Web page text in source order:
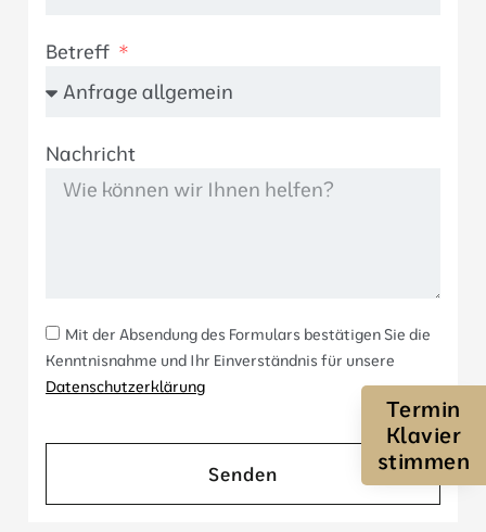
Betreff
Nachricht
Mit der Absendung des Formulars bestätigen Sie die
Kenntnisnahme und Ihr Einverständnis für unsere
Datenschutzerklärung
Senden
Termin
Klavier
stimmen